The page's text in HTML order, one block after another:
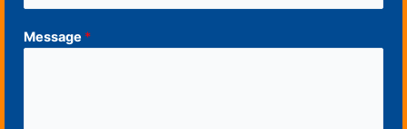
Message *